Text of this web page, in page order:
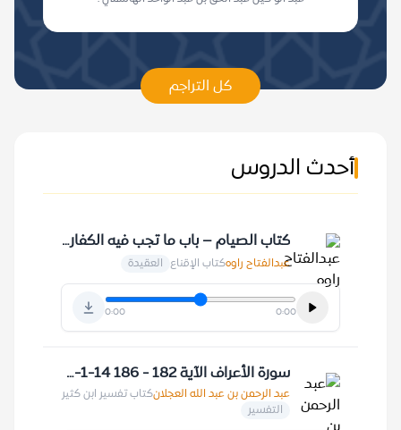
كل التراجم
أحدث الدروس
كتاب الصيام – باب ما تجب فيه الكفارة 9-8-1420 هـ
عبدالفتاح راوهكتاب الإقناع العقيدة
0:00 0:00
سورة الأعراف الآية 182 - 186 14-1-1409 هـ
عبد الرحمن بن عبد الله العجلانكتاب تفسير ابن كثير
التفسير